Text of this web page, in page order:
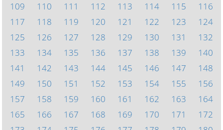
109
110 111 112 113 114 115
116
117
118 119 120 121 122 123
124
125
126 127 128 129 130 131
132
133
134 135 136 137 138 139
140
141
142 143 144 145 146 147
148
149
150 151 152 153 154 155
156
157
158 159 160 161 162 163
164
165
166 167 168 169 170 171
172